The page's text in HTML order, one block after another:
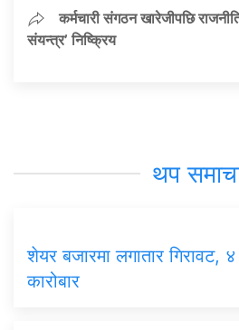
कर्मचारी संगठन खारेजीपछि
संयन्त्र’ निष्क्रिय
थप
शेयर बजारमा लगातार गिरावट,
कारोबार